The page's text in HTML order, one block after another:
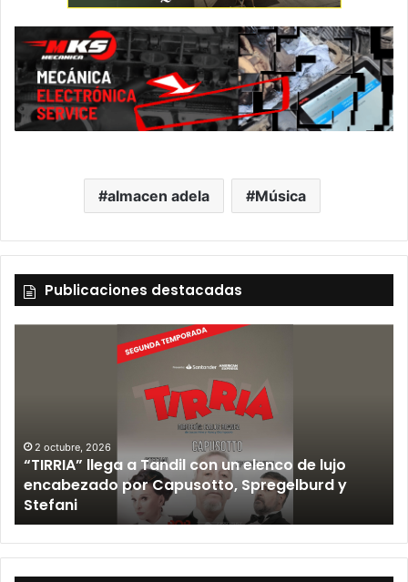
almacen adela Música
Publicaciones destacadas
2 octubre, 2026
“TIRRIA” llega a Tandil con un elenco de lujo
encabezado por Capusotto, Spregelburd y
Stefani